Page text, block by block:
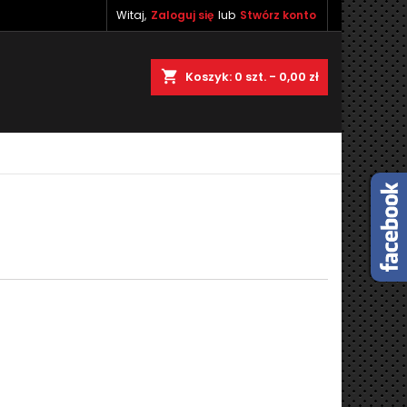
Witaj, Zaloguj się lub Stwórz konto
shopping_cart Koszyk: 0 szt. - 0,00 zł